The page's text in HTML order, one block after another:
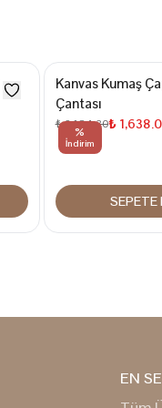
%
İndirim
Kanvas Kumaş
Çantası
₺ 2,184.30₺
SEPETE
EN